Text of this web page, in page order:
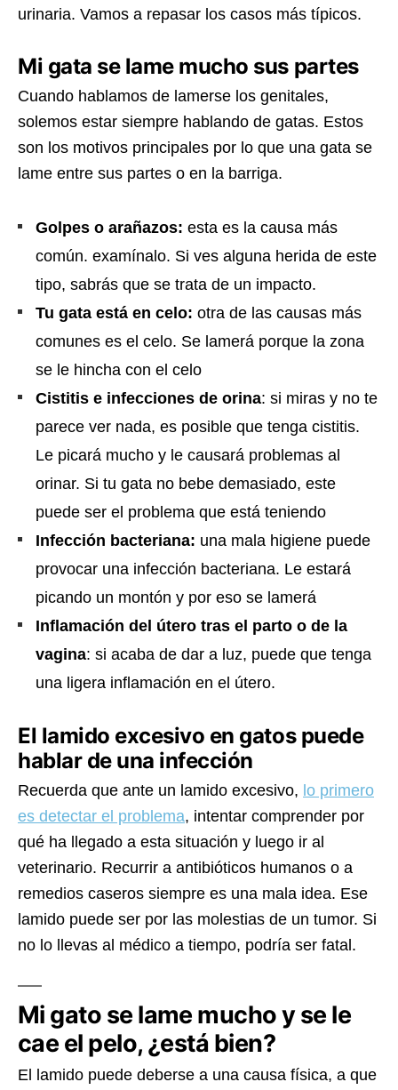
urinaria. Vamos a repasar los casos más típicos.
Mi gata se lame mucho sus partes
Cuando hablamos de lamerse los genitales,
solemos estar siempre hablando de gatas. Estos
son los motivos principales por lo que una gata se
lame entre sus partes o en la barriga.
Golpes o arañazos: esta es la causa más
común. examínalo. Si ves alguna herida de este
tipo, sabrás que se trata de un impacto.
Tu gata está en celo: otra de las causas más
comunes es el celo. Se lamerá porque la zona
se le hincha con el celo
Cistitis e infecciones de orina: si miras y no te
parece ver nada, es posible que tenga cistitis.
Le picará mucho y le causará problemas al
orinar. Si tu gata no bebe demasiado, este
puede ser el problema que está teniendo
Infección bacteriana: una mala higiene puede
provocar una infección bacteriana. Le estará
picando un montón y por eso se lamerá
Inflamación del útero tras el parto o de la
vagina: si acaba de dar a luz, puede que tenga
una ligera inflamación en el útero.
El lamido excesivo en gatos puede
hablar de una infección
Recuerda que ante un lamido excesivo, lo primero
es detectar el problema, intentar comprender por
qué ha llegado a esta situación y luego ir al
veterinario. Recurrir a antibióticos humanos o a
remedios caseros siempre es una mala idea. Ese
lamido puede ser por las molestias de un tumor. Si
no lo llevas al médico a tiempo, podría ser fatal.
Mi gato se lame mucho y se le
cae el pelo, ¿está bien?
El lamido puede deberse a una causa física, a que